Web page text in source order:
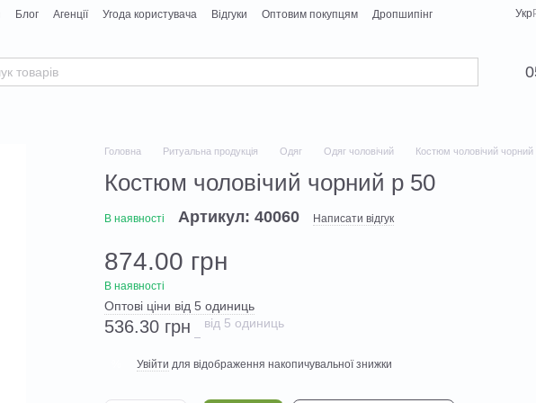
Блог Агенції Угода користувача Відгуки Оптовим покупцям
Дропшипінг
Укр
Головна Ритуальна продукція Одяг Одяг чоловічий Костюм чоловічий чорний
Костюм чоловічий чорний р 50
В наявності Артикул: 40060 Написати відгук
874.00 грн
В наявності
Оптові ціни від 5 одиниць
536.30 грн від 5 одиниць
Увійти для відображення накопичувальної знижки